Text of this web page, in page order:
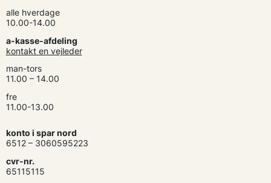
alle hverdage
10.00-14.00
a-kasse-afdeling
kontakt en vejleder
man-tors
11.00 – 14.00
fre
11.00-13.00
konto i spar nord
6512 – 3060595223
cvr-nr.
65115115